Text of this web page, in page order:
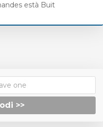
està Buit
>>